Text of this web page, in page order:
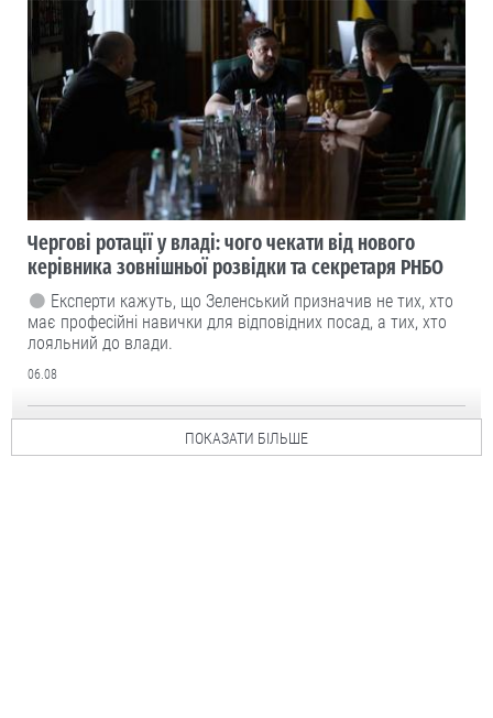
Чергові ротації у владі: чого чекати від нового
керівника зовнішньої розвідки та секретаря РНБО
Експерти кажуть, що Зеленський призначив не тих, хто
має професійні навички для відповідних посад, а тих, хто
лояльний до влади.
06.08
ПОКАЗАТИ БІЛЬШЕ